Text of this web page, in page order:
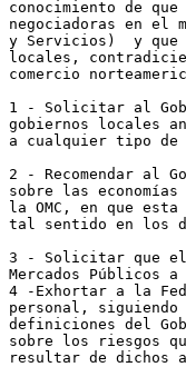
conocimiento de
negociadoras en el
y Servicios)  y que
locales,
comercio
1 - Solicitar al
gobiernos locales
a cualquier tipo de
2 - Recomendar al
sobre las
la OMC, en que
tal sentido en los
3 - Solicitar que el
Mercados Públicos
4 -Exhortar a la
personal,
definiciones del
sobre los riesgos
resultar de dichos